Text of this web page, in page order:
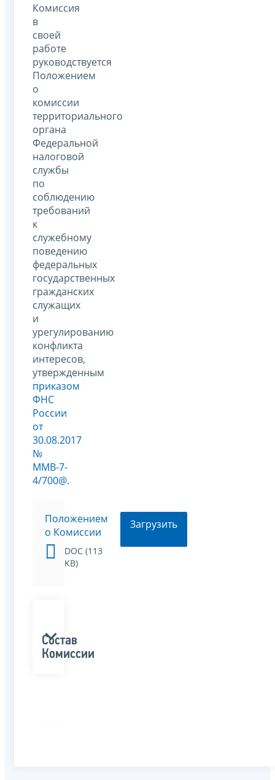
Комиссия
в
своей
работе
руководствуется
Положением
о
комиссии
территориального
органа
Федеральной
налоговой
службы
по
соблюдению
требований
к
служебному
поведению
федеральных
государственных
гражданских
служащих
и
урегулированию
конфликта
интересов,
утвержденным
приказом
ФНС
России
от
30.08.2017
№
ММВ-7-
4/700@.
Положением
о Комиссии
DOC (113
KB)
Загрузить
Состав
Комиссии